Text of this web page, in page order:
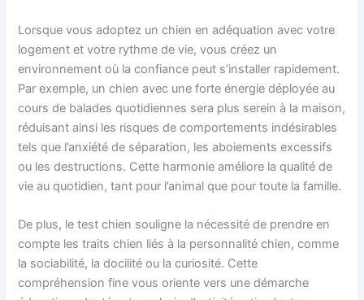
Lorsque vous adoptez un chien en adéquation avec votre
logement et votre rythme de vie, vous créez un
environnement où la confiance peut s’installer rapidement.
Par exemple, un chien avec une forte énergie déployée au
cours de balades quotidiennes sera plus serein à la maison,
réduisant ainsi les risques de comportements indésirables
tels que l’anxiété de séparation, les aboiements excessifs
ou les destructions. Cette harmonie améliore la qualité de
vie au quotidien, tant pour l’animal que pour toute la famille.
De plus, le test chien souligne la nécessité de prendre en
compte les traits chien liés à la personnalité chien, comme
la sociabilité, la docilité ou la curiosité. Cette
compréhension fine vous oriente vers une démarche